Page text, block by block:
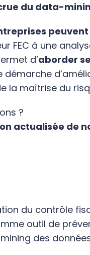
du data-
FEC à une
d’aborder
démarche
la maîtrise du
?
actualisée de
du contrôle
outil de
des